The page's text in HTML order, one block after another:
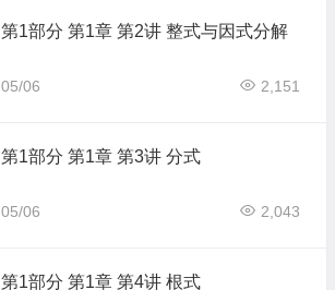
第1部分 第1章 第2讲 整式与因式分解
05/06 2,151
第1部分 第1章 第3讲 分式
05/06 2,043
第1部分 第1章 第4讲 根式